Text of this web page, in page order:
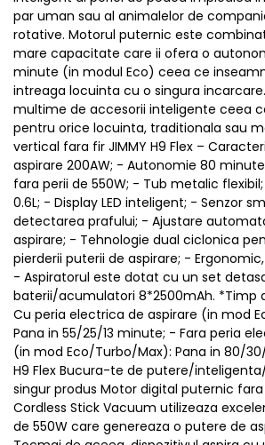
par uman sau al animalelor de
rotative. Motorul puternic este
mare capacitate care ii ofera o
minute (in modul Eco) ceea ce
intreaga locuinta cu o singura
multime de accesorii inteligente ceea
pentru orice locuinta, traditionala sau
vertical fara fir JIMMY H9 Flex –
aspirare 200AW; - Autonomie 80
fara perii de 550W; - Tub metalic
0.6L; - Display LED inteligent; - Senzor
detectarea prafului; - Ajustare
aspirare; - Tehnologie dual ciclonica
pierderii puterii de aspirare; -
- Aspiratorul este dotat cu un set
baterii/acumulatori 8*2500mAh. *Timp
Cu peria electrica de aspirare (in mod
Pana in 55/25/13 minute; - Fara peria
(in mod Eco/Turbo/Max): Pana in 80/30/
H9 Flex Bucura-te de putere/
singur produs Motor digital puternic fara
Cordless Stick Vacuum utilizeaza
de 550W care genereaza o putere de